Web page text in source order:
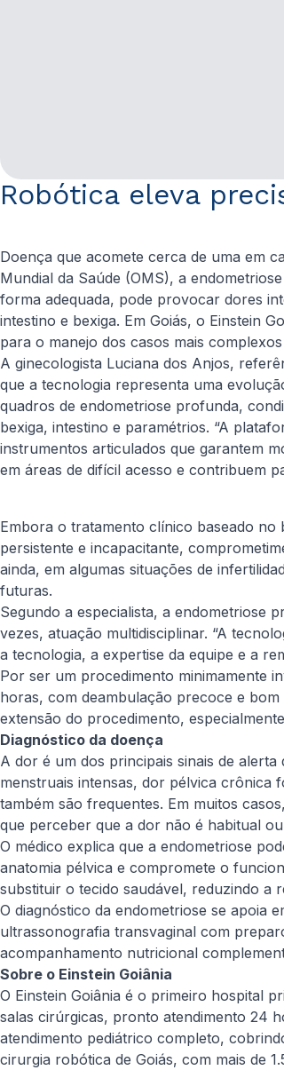
Robótica eleva
Doença que acomete cerca de uma em
Mundial da Saúde (OMS), a
forma adequada, pode provocar dores
intestino e bexiga. Em Goiás, o Einstein
para o manejo dos casos mais
A ginecologista Luciana dos Anjos,
que a tecnologia representa uma
quadros de endometriose profunda,
bexiga, intestino e paramétrios. “A
instrumentos articulados que garantem
em áreas de difícil acesso e contribuem
Embora o tratamento clínico baseado no
persistente e incapacitante,
ainda, em algumas situações de
futuras.
Segundo a especialista, a endometriose
vezes, atuação multidisciplinar. “A
a tecnologia, a expertise da equipe e a
Por ser um procedimento minimamente
horas, com deambulação precoce e
extensão do procedimento,
Diagnóstico da doença
A dor é um dos principais sinais de
menstruais intensas, dor pélvica crônica
também são frequentes. Em muitos
que perceber que a dor não é habitual
O médico explica que a endometriose
anatomia pélvica e compromete o
substituir o tecido saudável, reduzindo a
O diagnóstico da endometriose se apoia
ultrassonografia transvaginal com
acompanhamento nutricional
Sobre o Einstein Goiânia
O Einstein Goiânia é o primeiro hospital
salas cirúrgicas, pronto atendimento 24
atendimento pediátrico completo,
cirurgia robótica de Goiás, com mais de